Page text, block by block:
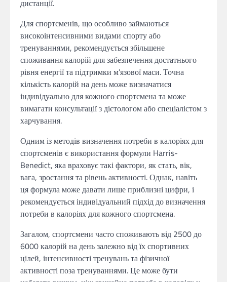
дистанції.
Для спортсменів, що особливо займаються
високоінтенсивними видами спорту або
тренуваннями, рекомендується збільшене
споживання калорій для забезпечення достатнього
рівня енергії та підтримки м’язової маси. Точна
кількість калорій на день може визначатися
індивідуально для кожного спортсмена та може
вимагати консультації з дієтологом або спеціалістом з
харчування.
Одним із методів визначення потреби в калоріях для
спортсменів є використання формули Harris-
Benedict, яка враховує такі фактори, як стать, вік,
вага, зростання та рівень активності. Однак, навіть
ця формула може давати лише приблизні цифри, і
рекомендується індивідуальний підхід до визначення
потреби в калоріях для кожного спортсмена.
Загалом, спортсмени часто споживають від 2500 до
6000 калорій на день залежно від їх спортивних
цілей, інтенсивності тренувань та фізичної
активності поза тренуваннями. Це може бути